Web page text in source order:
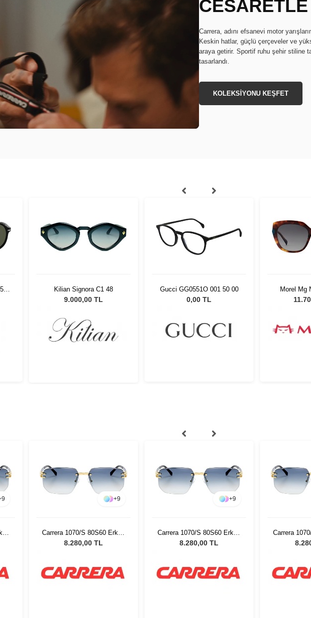
Carrera, adını efsanevi motor
Keskin hatlar, güçlü çerçeveler ve
araya getirir. Sportif ruhu şehir stiline
tasarlandı.
KOLEKSİYONU KEŞFET
Kilian Signora C1 48
9.000,00 TL
Gucci GG0551O 001 50 00
0,00 TL
Morel Mg
9 +9
Carrera 1070/S 80S60 Erkek
Güneş Gözlüğü
8.280,00 TL
+9
Carrera 1070/S 80S60 Erkek
Güneş Gözlüğü
8.280,00 TL
Carrera